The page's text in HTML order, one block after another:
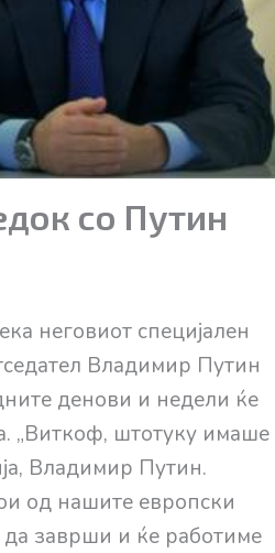
со Путин
неговиот специјален
Владимир Путин
денови и недели ќе
„Виткоф, штотуку имаше
Владимир Путин.
од нашите европски
да заврши и ќе работиме